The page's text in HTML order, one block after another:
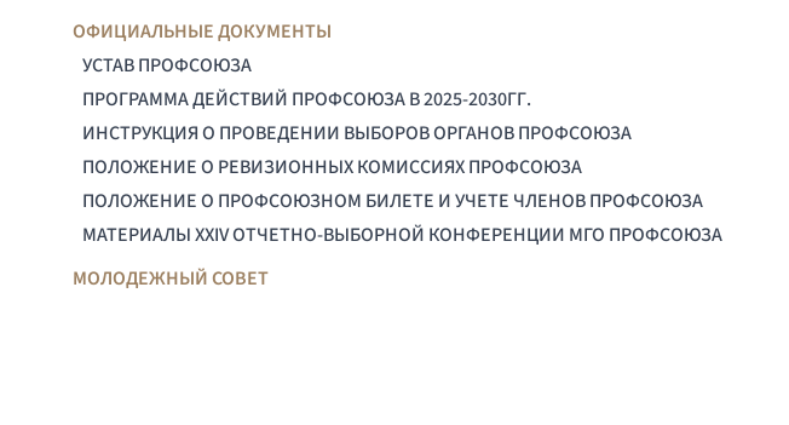
ОФИЦИАЛЬНЫЕ ДОКУМЕНТЫ
УСТАВ ПРОФСОЮЗА
ПРОГРАММА ДЕЙСТВИЙ ПРОФСОЮЗА В 2025-2030ГГ.
ИНСТРУКЦИЯ О ПРОВЕДЕНИИ ВЫБОРОВ ОРГАНОВ ПРОФСОЮЗА
ПОЛОЖЕНИЕ О РЕВИЗИОННЫХ КОМИССИЯХ ПРОФСОЮЗА
ПОЛОЖЕНИЕ О ПРОФСОЮЗНОМ БИЛЕТЕ И УЧЕТЕ ЧЛЕНОВ ПРОФСОЮЗА
МАТЕРИАЛЫ XXIV ОТЧЕТНО-ВЫБОРНОЙ КОНФЕРЕНЦИИ МГО ПРОФСОЮЗА
МОЛОДЕЖНЫЙ СОВЕТ